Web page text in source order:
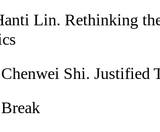
Lin. Rethinking
Shi. Justified